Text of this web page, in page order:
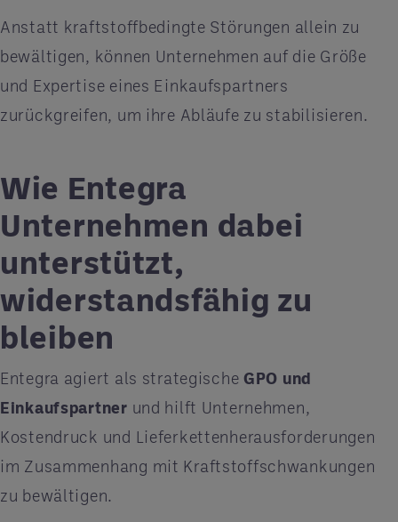
Anstatt kraftstoffbedingte Störungen allein zu
bewältigen, können Unternehmen auf die Größe
und Expertise eines Einkaufspartners
zurückgreifen, um ihre Abläufe zu stabilisieren.
Wie Entegra
Unternehmen dabei
unterstützt,
widerstandsfähig zu
bleiben
Entegra agiert als strategischeGPO und
Einkaufspartner und hilft Unternehmen,
Kostendruck und Lieferkettenherausforderungen
im Zusammenhang mit Kraftstoffschwankungen
zu bewältigen.